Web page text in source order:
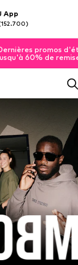
App
promos
60% de